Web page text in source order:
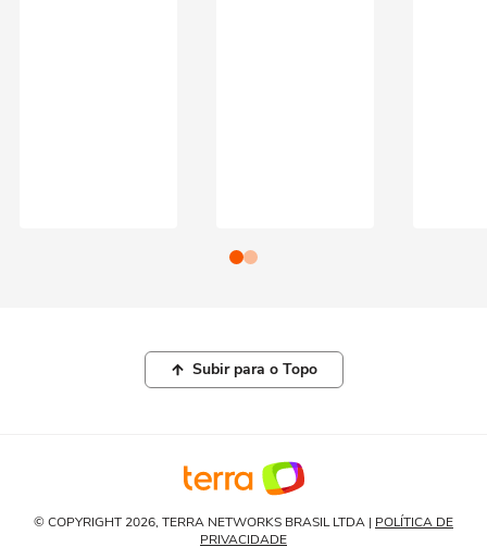
Subir para o Topo
© COPYRIGHT 2026, TERRA NETWORKS BRASIL LTDA | POLÍTICA DE
PRIVACIDADE